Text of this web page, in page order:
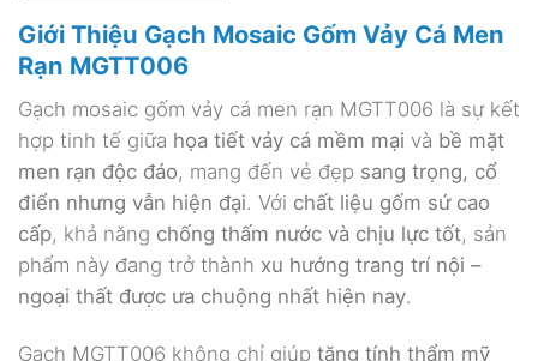
Giới Thiệu Gạch Mosaic Gốm Vảy Cá Men
Rạn MGTT006
Gạch mosaic gốm vảy cá men rạn MGTT006 là sự kết
hợp tinh tế giữa họa tiết vảy cá mềm mại và bề mặt
men rạn độc đáo, mang đến vẻ đẹp sang trọng, cổ
điển nhưng vẫn hiện đại. Với chất liệu gốm sứ cao
cấp, khả năng chống thấm nước và chịu lực tốt, sản
phẩm này đang trở thành xu hướng trang trí nội –
ngoại thất được ưa chuộng nhất hiện nay.
Gạch MGTT006 không chỉ giúp tăng tính thẩm mỹ